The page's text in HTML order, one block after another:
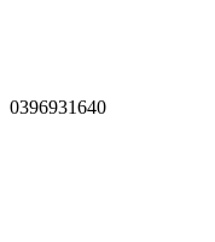
0396931640